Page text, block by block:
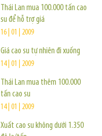
Thái Lan mua 100.000 tấn cao
su để hỗ trợ giá
16 | 01 | 2009
Giá cao su tự nhiên đi xuống
14 | 01 | 2009
Thái Lan mua thêm 100.000
tấn cao su
14 | 01 | 2009
Xuất cao su không dưới 1.350